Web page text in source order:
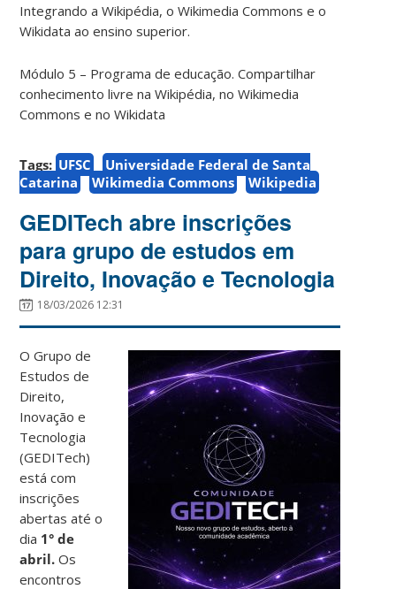
Integrando a Wikipédia, o Wikimedia Commons e o
Wikidata ao ensino superior.
Módulo 5 – Programa de educação. Compartilhar
conhecimento livre na Wikipédia, no Wikimedia
Commons e no Wikidata
Tags: UFSC
Universidade Federal de Santa
Catarina
Wikimedia Commons Wikipedia
GEDITech abre inscrições
para grupo de estudos em
Direito, Inovação e Tecnologia
18/03/2026 12:31
O Grupo de
Estudos de
Direito,
Inovação e
Tecnologia
(GEDITech)
está com
inscrições
abertas até o
dia 1° de
abril.Os
encontros